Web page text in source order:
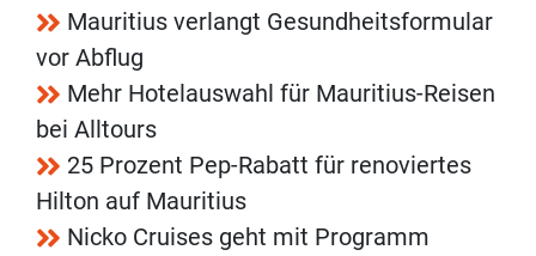
Mauritius verlangt Gesundheitsformular
vor Abflug
Mehr Hotelauswahl für Mauritius-Reisen
bei Alltours
25 Prozent Pep-Rabatt für renoviertes
Hilton auf Mauritius
Nicko Cruises geht mit Programm